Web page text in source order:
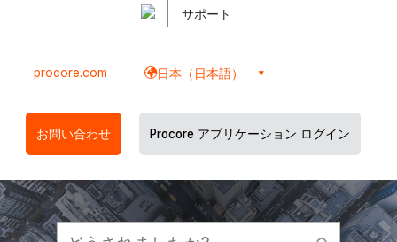
サポート
procore.com 日本（日本語）
お問い合わせ Procore アプリケーション ログイン